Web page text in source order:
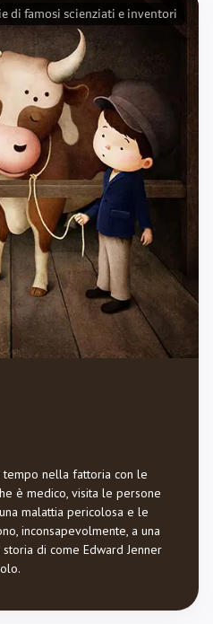
nella fattoria con le
è medico, visita le persone
malattia pericolosa e le
inconsapevolmente, a una
di come Edward Jenner
di famosi scienziati e inventori